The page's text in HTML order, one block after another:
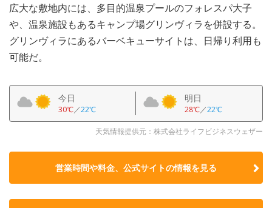
広大な敷地内には、多目的温泉プールのフォレスパ大子
や、温泉施設もあるキャンプ場グリンヴィラを併設する。
グリンヴィラにあるバーベキューサイトは、日帰り利用も
可能だ。
今日
30℃／22℃
明日
28℃／22℃
天気情報提供元：株式会社ライフビジネスウェザー
営業時間や料金、公式サイトの情報を見る